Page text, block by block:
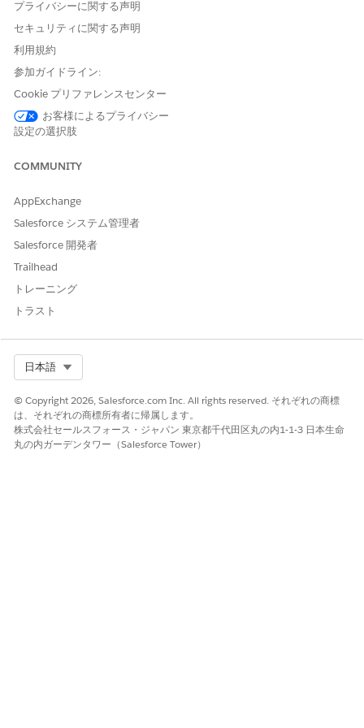
プライバシーに関する声明
セキュリティに関する声明
利用規約
参加ガイドライン:
Cookie プリファレンスセンター
お客様によるプライバシー
設定の選択肢
COMMUNITY
AppExchange
Salesforce システム管理者
Salesforce 開発者
Trailhead
トレーニング
トラスト
日本語
© Copyright 2026, Salesforce.com Inc. All rights reserved. それぞれの商標
は、それぞれの商標所有者に帰属します。
株式会社セールスフォース・ジャパン 東京都千代田区丸の内1-1-3 日本生命
丸の内ガーデンタワー（Salesforce Tower）